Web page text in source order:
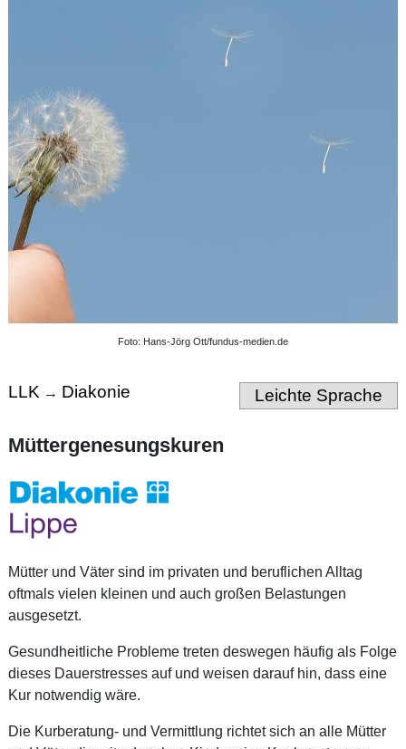
Foto: Hans-Jörg Ott/fundus-medien.de
LLK → Diakonie Leichte Sprache
Müttergenesungskuren
Mütter und Väter sind im privaten und beruflichen Alltag
oftmals vielen kleinen und auch großen Belastungen
ausgesetzt.
Gesundheitliche Probleme treten deswegen häufig als Folge
dieses Dauerstresses auf und weisen darauf hin, dass eine
Kur notwendig wäre.
Die Kurberatung- und Vermittlung richtet sich an alle Mütter